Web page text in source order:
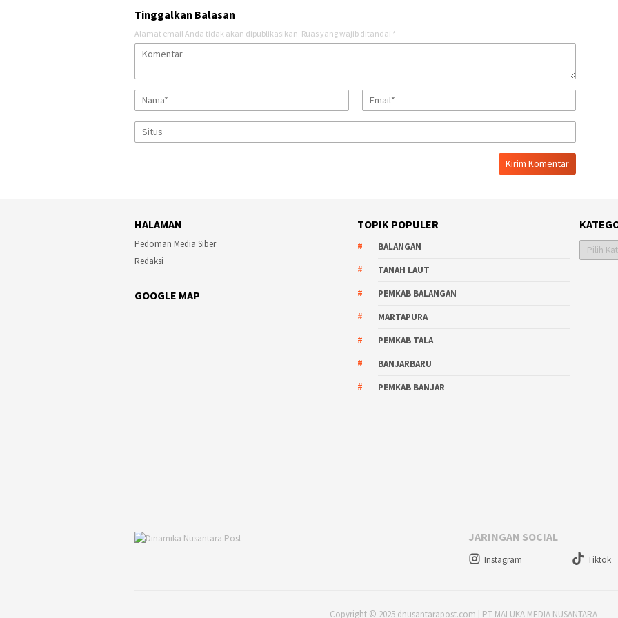
Tinggalkan Balasan
Alamat email Anda tidak akan dipublikasikan. Ruas yang wajib ditandai *
HALAMAN
Pedoman Media Siber
Redaksi
GOOGLE MAP
TOPIK POPULER
BALANGAN
TANAH LAUT
PEMKAB BALANGAN
MARTAPURA
PEMKAB TALA
BANJARBARU
PEMKAB BANJAR
Kategori
JARINGAN SOCIAL
Instagram Tiktok
Copyright © 2025 dnusantarapost.com | PT MALUKA MEDIA NUSANTARA